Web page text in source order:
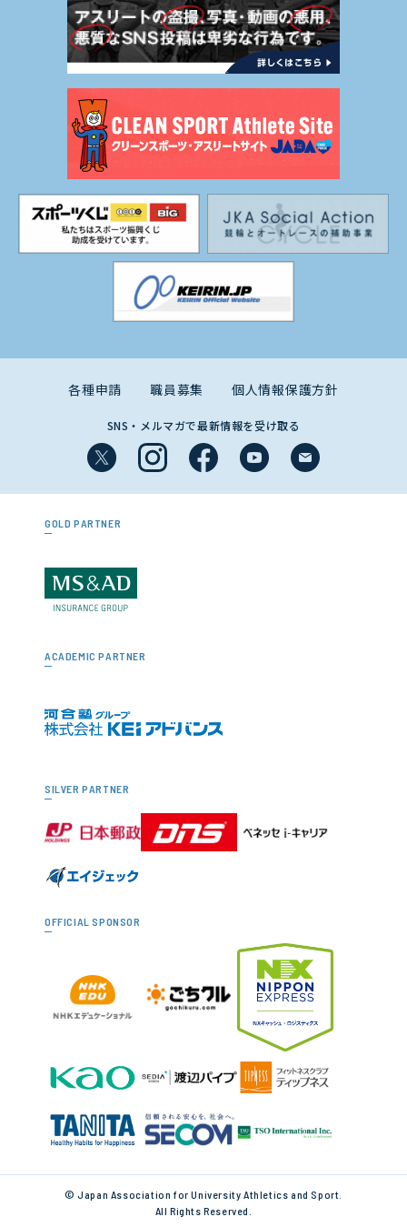
各種申請 職員募集 個人情報保護方針
SNS・メルマガで最新情報を受け取る
GOLD PARTNER
ACADEMIC PARTNER
SILVER PARTNER
OFFICIAL SPONSOR
© Japan Association for University Athletics and Sport.
All Rights Reserved.